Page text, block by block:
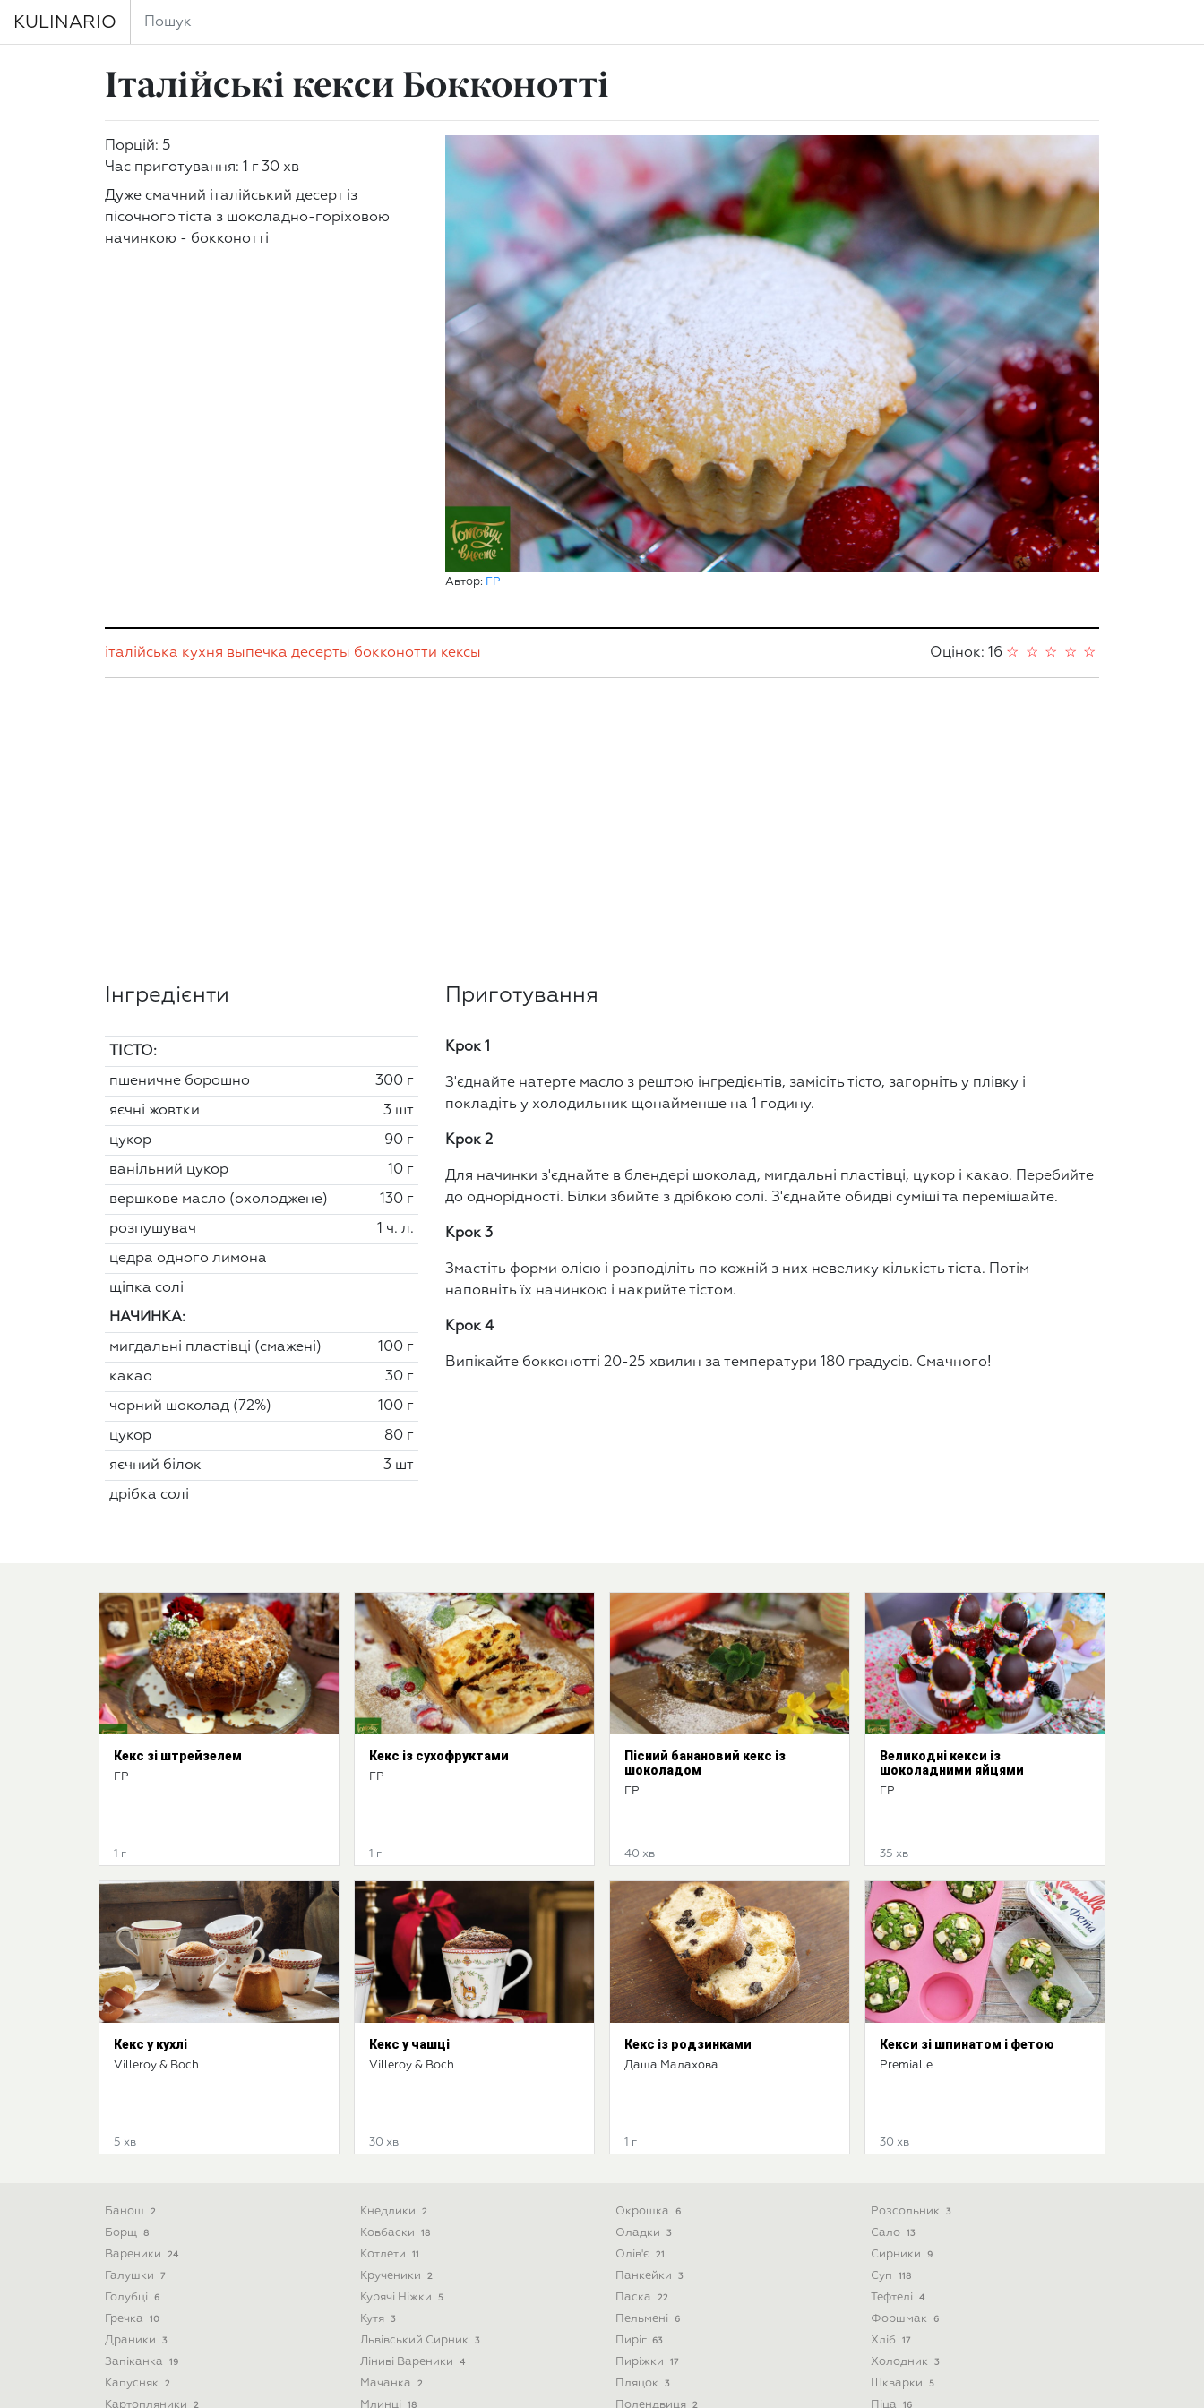
KULINARIO
Італійські кекси Бокконотті
Автор: ГР
Порцій: 5
Час приготування: 1 г 30 хв
Дуже смачний італійський десерт із
пісочного тіста з шоколадно-горіховою
начинкою - бокконотті
італійська кухня выпечка десерты бокконотти кексы Оцінок: 16 ☆
☆
☆
☆
☆
Інгредієнти
ТІСТО:
пшеничне борошно 300 г
яєчні жовтки 3 шт
цукор 90 г
ванільний цукор 10 г
вершкове масло (охолоджене) 130 г
розпушувач 1 ч. л.
цедра одного лимона
щіпка солі
НАЧИНКА:
мигдальні пластівці (смажені) 100 г
какао 30 г
чорний шоколад (72%) 100 г
цукор 80 г
яєчний білок 3 шт
дрібка солі
Приготування
Крок 1
З'єднайте натерте масло з рештою інгредієнтів, замісіть тісто, загорніть у плівку і
покладіть у холодильник щонайменше на 1 годину.
Крок 2
Для начинки з'єднайте в блендері шоколад, мигдальні пластівці, цукор і какао. Перебийте
до однорідності. Білки збийте з дрібкою солі. З'єднайте обидві суміші та перемішайте.
Крок 3
Змастіть форми олією і розподіліть по кожній з них невелику кількість тіста. Потім
наповніть їх начинкою і накрийте тістом.
Крок 4
Випікайте бокконотті 20-25 хвилин за температури 180 градусів. Смачного!
Кекс зі штрейзелем
ГР
1 г
Кекс із сухофруктами
ГР
1 г
Пісний банановий кекс із
шоколадом
ГР
40 хв
Великодні кекси із
шоколадними яйцями
ГР
35 хв
Кекс у кухлі
Villeroy & Boch
5 хв
Кекс у чашці
Villeroy & Boch
30 хв
Кекс із родзинками
Даша Малахова
1 г
Кекси зі шпинатом і фетою
Premialle
30 хв
Банош 2
Борщ 8
Вареники 24
Галушки 7
Голубці 6
Гречка 10
Драники 3
Запіканка 19
Капусняк 2
Картопляники 2
Кнедлики 2
Ковбаски 18
Котлети 11
Крученики 2
Курячі Ніжки 5
Кутя 3
Львівський Сирник 3
Ліниві Вареники 4
Мачанка 2
Млинці 18
Окрошка 6
Оладки 3
Олів'є 21
Панкейки 3
Паска 22
Пельмені 6
Пиріг 63
Пиріжки 17
Пляцок 3
Полендвиця 2
Розсольник 3
Сало 13
Сирники 9
Суп 118
Тефтелі 4
Форшмак 6
Хліб 17
Холодник 3
Шкварки 5
Піца 16